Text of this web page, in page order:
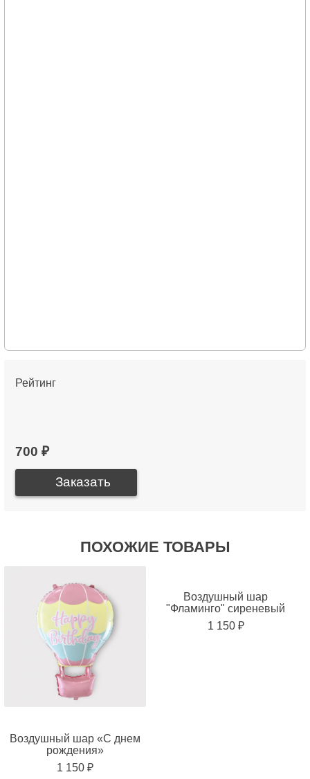
Рейтинг
700 ₽
ПОХОЖИЕ ТОВАРЫ
Воздушный шар «С днем
рождения»
1 150 ₽
Воздушный шар
"Фламинго" сиреневый
1 150 ₽